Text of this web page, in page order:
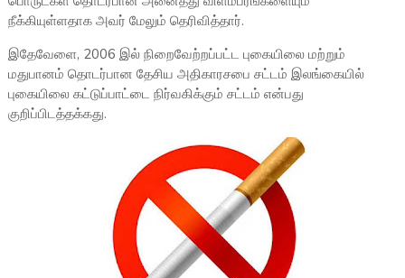
நீக்கியுள்ளதாக அவர் மேலும் தெரிவித்தார்.
இதேவேளை, 2006 இல் நிறைவேற்றப்பட்ட புகையிலை மற்றும்
மதுபானம் தொடர்பான தேசிய அதிகாரசபை சட்டம் இலங்கையில்
புகையிலை கட்டுப்பாட்டை நிர்வகிக்கும் சட்டம் என்பது
குறிப்பிடத்தக்கது.